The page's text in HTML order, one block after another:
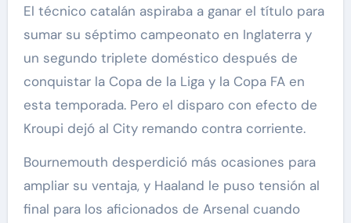
El técnico catalán aspiraba a ganar el título para
sumar su séptimo campeonato en Inglaterra y
un segundo triplete doméstico después de
conquistar la Copa de la Liga y la Copa FA en
esta temporada. Pero el disparo con efecto de
Kroupi dejó al City remando contra corriente.
Bournemouth desperdició más ocasiones para
ampliar su ventaja, y Haaland le puso tensión al
final para los aficionados de Arsenal cuando